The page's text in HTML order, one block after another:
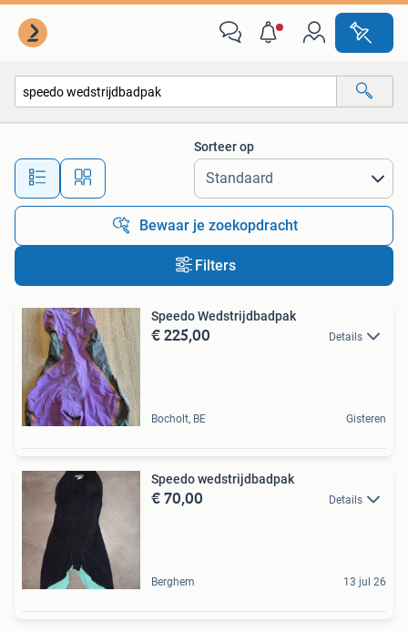
Alle afstanden…
Sorteer op
Bewaar je zoekopdracht
Filters
Speedo Wedstrijdbadpak
€ 225,00 Details
Bocholt, BE Gisteren
Speedo wedstrijdbadpak
€ 70,00 Details
Berghem 13 jul 26